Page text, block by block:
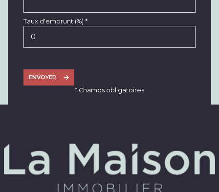
Taux d'emprunt (%) *
ENVOYER
* Champs obligatoires